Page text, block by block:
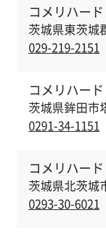
コメリハー
茨城県東茨城
029-219-2151
コメリハー
茨城県鉾田市
0291-34-1151
コメリハー
茨城県北茨城
0293-30-6021